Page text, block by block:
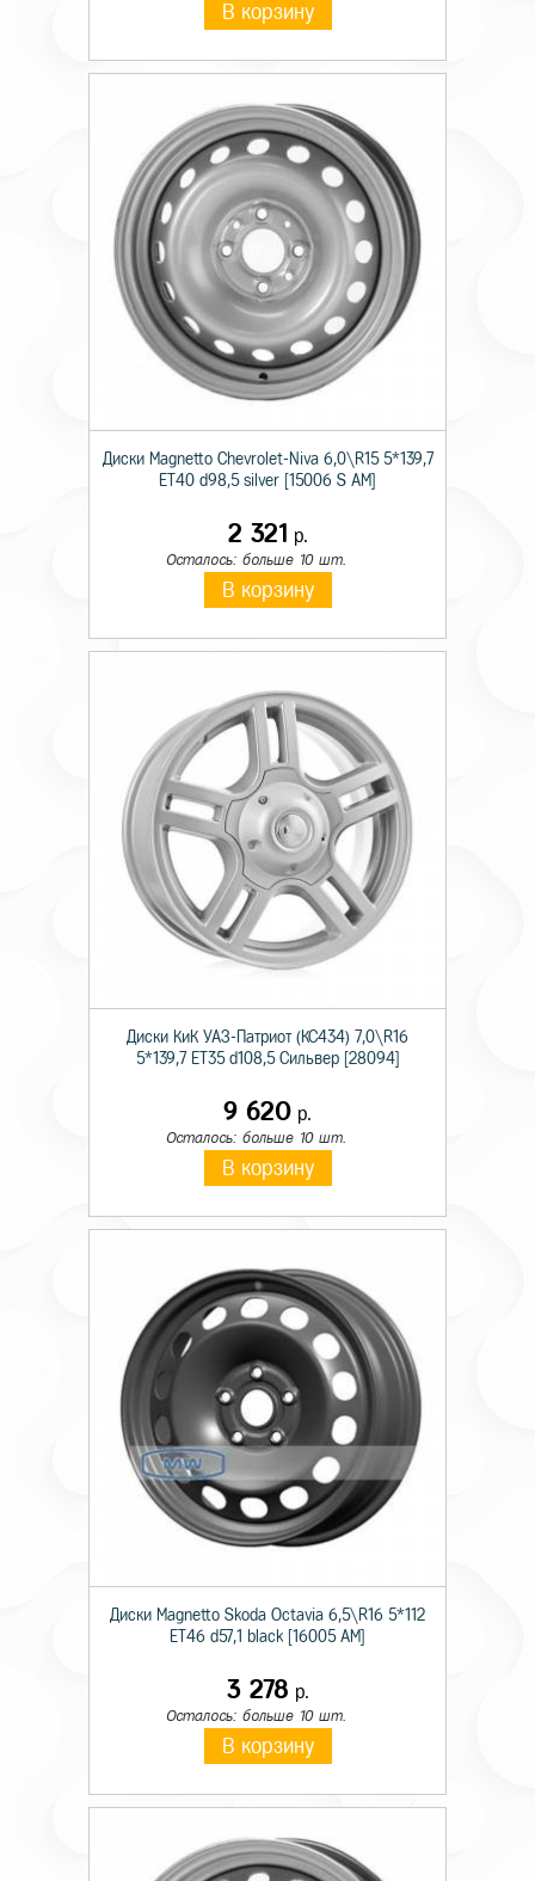
В корзину
Диски Magnetto Chevrolet-Niva 6,0\R15 5*139,7
ET40 d98,5 silver [15006 S AM]
2 321 р.
Осталось: больше 10 шт.
В корзину
Диски КиК УАЗ-Патриот (КС434) 7,0\R16
5*139,7 ET35 d108,5 Сильвер [28094]
9 620 р.
Осталось: больше 10 шт.
В корзину
Диски Magnetto Skoda Octavia 6,5\R16 5*112
ET46 d57,1 black [16005 AM]
3 278 р.
Осталось: больше 10 шт.
В корзину